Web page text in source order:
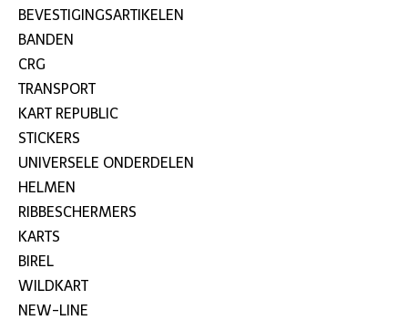
BEVESTIGINGSARTIKELEN
BANDEN
CRG
TRANSPORT
KART REPUBLIC
STICKERS
UNIVERSELE ONDERDELEN
HELMEN
RIBBESCHERMERS
KARTS
BIREL
WILDKART
NEW-LINE